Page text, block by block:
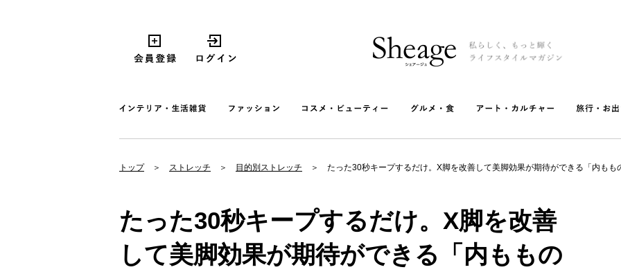
トップ ストレッチ 目的別ストレッチ たった30秒キープするだけ。X脚を改善して美脚効果が期待ができる「内もも
たった30秒キープするだけ。X脚を改善
して美脚効果が期待ができる「内ももの